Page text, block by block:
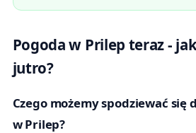
Pogoda w Prilep teraz -
jutro?
Czego możemy spodziewać się
w Prilep?